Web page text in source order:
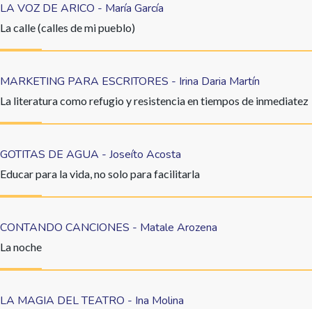
LA VOZ DE ARICO - María García
La calle (calles de mi pueblo)
MARKETING PARA ESCRITORES - Irina Daria Martín
La literatura como refugio y resistencia en tiempos de inmediatez
GOTITAS DE AGUA - Joseíto Acosta
Educar para la vida, no solo para facilitarla
CONTANDO CANCIONES - Matale Arozena
La noche
LA MAGIA DEL TEATRO - Ina Molina